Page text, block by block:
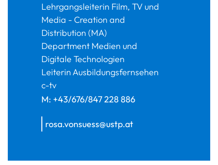
Lehrgangsleiterin Film, TV und
Media - Creation and
Distribution (MA)
Department Medien und
Digitale Technologien
Leiterin Ausbildungsfernsehen
c-tv
M: +43/676/847 228 886
rosa.vonsuess@ustp.at